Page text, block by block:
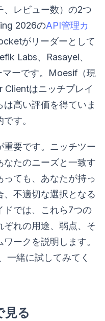
レビュー数）の2つ
2026のAPI管理カ
がリーダーとして
Labs、Rasayel、
ーです。Moesif（現
Clientはニッチプレイ
高い評価を得ていま
す。
重要です。ニッチツー
なたのニーズと一致す
ても、あなたが持っ
不適切な選択となる
ドでは、これら7つの
ぞれの用途、弱点、そ
ークを説明します。
一緒に試してみてく
見る